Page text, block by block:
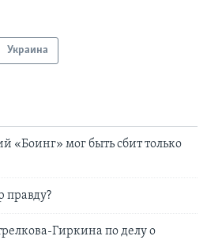
Украина
«Боинг» мог быть сбит только
правду?
Гиркина по делу о